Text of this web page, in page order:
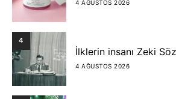
4 AĞUSTOS 2026
4
İlklerin insanı Zeki
4 AĞUSTOS 2026